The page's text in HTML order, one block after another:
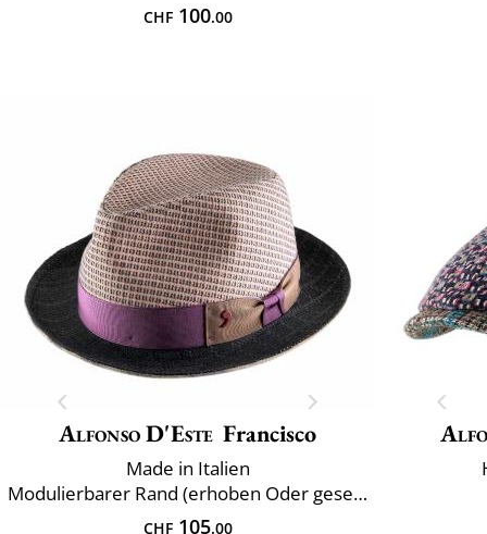
CHF100.00
Alfonso D'Este Francisco
Made in Italien
Modulierbarer Rand (erhoben Oder gesenkter)
CHF105.00